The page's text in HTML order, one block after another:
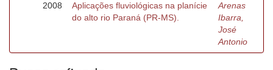
2008
Aplicações fluviológicas na planície
do alto rio Paraná (PR-MS).
Arenas
Ibarra,
José
Antonio